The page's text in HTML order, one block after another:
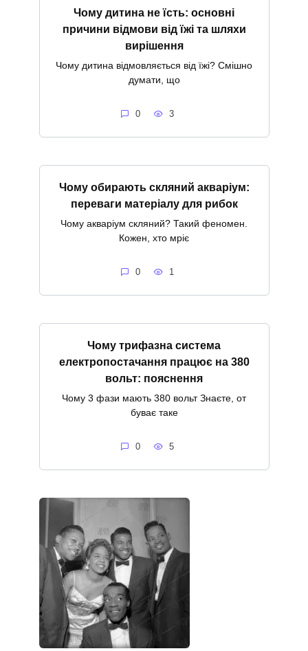
Чому дитина не їсть: основні
причини відмови від їжі та шляхи
вирішення
Чому дитина відмовляється від їжі? Смішно
думати, що
0 3
Чому обирають скляний акваріум:
переваги матеріалу для рибок
Чому акваріум скляний? Такий феномен.
Кожен, хто мріє
0 1
Чому трифазна система
електропостачання працює на 380
вольт: пояснення
Чому 3 фази мають 380 вольт Знаєте, от
буває таке
0 5